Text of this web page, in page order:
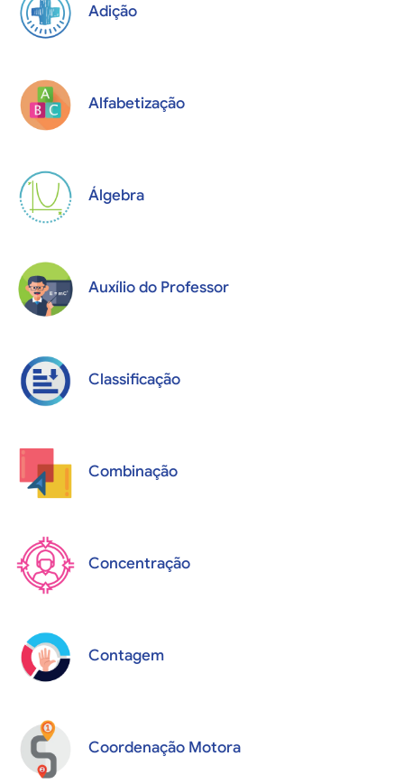
Adição
Alfabetização
Álgebra
Auxílio do Professor
Classificação
Combinação
Concentração
Contagem
Coordenação Motora